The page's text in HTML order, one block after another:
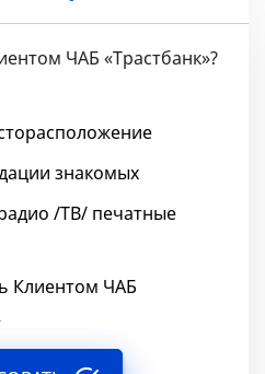
ЧАБ «Трастбанк»?
знакомых
/ТВ/ печатные
Клиентом ЧАБ